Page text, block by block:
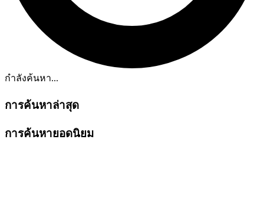
กำลังค้นหา...
การค้นหาล่าสุด
การค้นหายอดนิยม